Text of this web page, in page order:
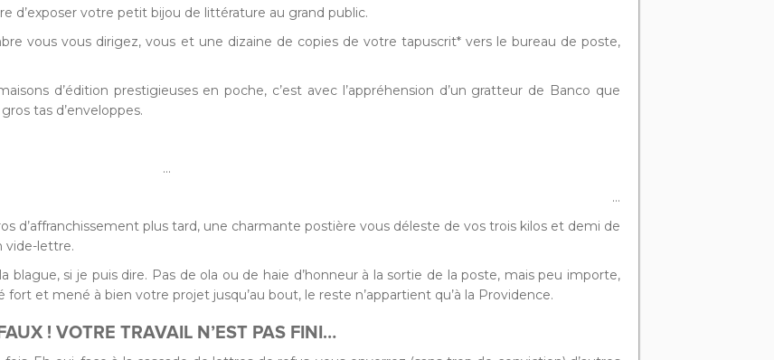
d’exposer votre petit bijou de littérature au grand public.
vous vous dirigez, vous et une dizaine de copies de votre tapuscrit* vers le bureau de poste,
d’édition prestigieuses en poche, c’est avec l’appréhension d’un gratteur de Banco que
tas d’enveloppes.
…
…
d’affranchissement plus tard, une charmante postière vous déleste de vos trois kilos et demi de
vide-lettre.
blague, si je puis dire. Pas de ola ou de haie d’honneur à la sortie de la poste, mais peu importe,
et mené à bien votre projet jusqu’au bout, le reste n’appartient qu’à la Providence.
! VOTRE TRAVAIL N’EST PAS FINI…